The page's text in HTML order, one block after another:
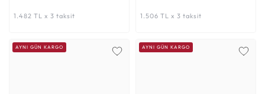
1.482 TL x 3 taksit 1.506 TL x 3 taksit
AYNI GÜN KARGO AYNI GÜN KARGO